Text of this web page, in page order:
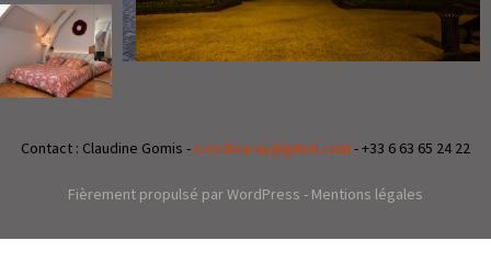
CONFORT
Contact : Claudine Gomis - closdelaray@gmail.com - +33 6 63 65 24 22
Fièrement propulsé par WordPress - Mentions légales